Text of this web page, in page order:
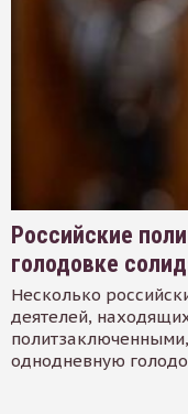
Российские
голодовке
Несколько
деятелей,
однодневную